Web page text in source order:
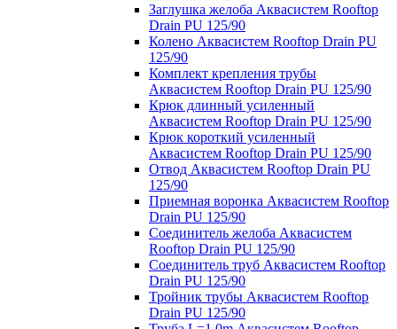
Заглушка желоба Аквасистем Rooftop
Drain PU 125/90
Колено Аквасистем Rooftop Drain PU
125/90
Комплект крепления трубы
Аквасистем Rooftop Drain PU 125/90
Крюк длинный усиленный
Аквасистем Rooftop Drain PU 125/90
Крюк короткий усиленный
Аквасистем Rooftop Drain PU 125/90
Отвод Аквасистем Rooftop Drain PU
125/90
Приемная воронка Аквасистем Rooftop
Drain PU 125/90
Соединитель желоба Аквасистем
Rooftop Drain PU 125/90
Соединитель труб Аквасистем Rooftop
Drain PU 125/90
Тройник трубы Аквасистем Rooftop
Drain PU 125/90